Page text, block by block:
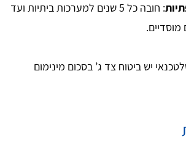
: חובה כל 5 שנים למערכות ביתיות ועד
יש ביטוח צד ג’ בסכום מינימום